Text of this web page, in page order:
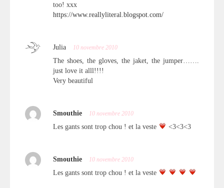
too! xxx
https://www.reallyliteral.blogspot.com/
Julia 10 novembre 2010
The shoes, the gloves, the jaket, the jumper…….
just love it alll!!!!
Very beautiful
Smouthie 10 novembre 2010
Les gants sont trop chou ! et la veste <3<3<3
Smouthie 10 novembre 2010
Les gants sont trop chou ! et la veste